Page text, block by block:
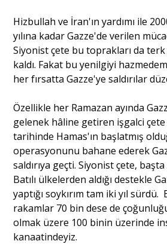
Hizbullah ve İran'ın yardımı ile
yılına kadar Gazze'de verilen
Siyonist çete bu toprakları da
kaldı. Fakat bu yenilgiyi
her fırsatta Gazze'ye saldırılar
Özellikle her Ramazan ayında
gelenek hâline getiren işgalci çete
tarihinde Hamas'ın başlatmış
operasyonunu bahane ederek
saldırıya geçti. Siyonist çete,
Batılı ülkelerden aldığı destekle
yaptığı soykırım tam iki yıl
rakamlar 70 bin dese de
olmak üzere 100 binin üzerinde
kanaatindeyiz.